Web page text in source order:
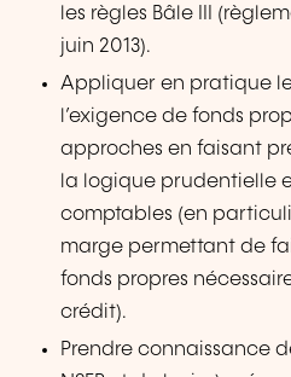
les règles Bâle III
juin 2013).
Appliquer en pratique
l’exigence de fonds
approches en faisant
la logique prudentielle
comptables (en
marge permettant de
fonds propres
crédit).
Prendre connaissance